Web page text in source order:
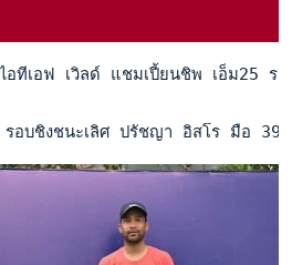
อทีเอฟ เวิลด์ แชมเปี้ยนชิพ เอ็ม25
รอบชิงชนะเลิศ ปรัชญา อิสโร มือ